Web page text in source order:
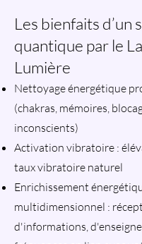
Les bienfaits d’un
quantique par le
Lumière
Nettoyage énergétique
(chakras, mémoires,
inconscients)
Activation vibratoire :
taux vibratoire naturel
Enrichissement
multidimensionnel :
d'informations,